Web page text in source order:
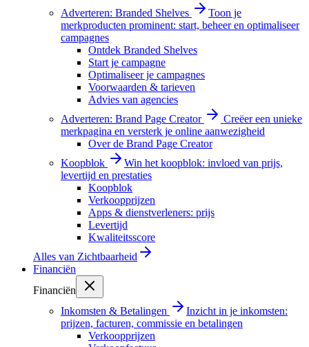
Adverteren: Branded Shelves
Toon je
merkproducten prominent: start, beheer en optimaliseer
campagnes
Ontdek Branded Shelves
Start je campagne
Optimaliseer je campagnes
Voorwaarden & tarieven
Advies van agencies
Adverteren: Brand Page Creator
Creëer een unieke
merkpagina en versterk je online aanwezigheid
Over de Brand Page Creator
Koopblok
Win het koopblok: invloed van prijs,
levertijd en prestaties
Koopblok
Verkoopprijzen
Apps & dienstverleners: prijs
Levertijd
Kwaliteitsscore
Alles van Zichtbaarheid
Financiën
Financiën
Inkomsten & Betalingen
Inzicht in je inkomsten:
prijzen, facturen, commissie en betalingen
Verkoopprijzen